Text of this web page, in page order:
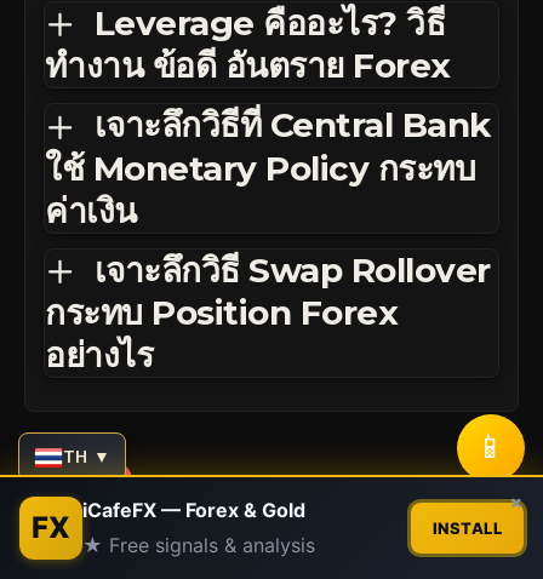
Leverage คืออะไร? วิธี
ทำงาน ข้อดี อันตราย Forex
เจาะลึกวิธีที่ Central Bank
ใช้ Monetary Policy กระทบ
ค่าเงิน
เจาะลึกวิธี Swap Rollover
กระทบ Position Forex
อย่างไร
TAGGED:demo account forex demo trading
demo ก่อน live
TH ▼ 📱
FX iCafeFX — Forex & Gold
★ Free signals & analysis
INSTALL
×
Contact us
Open